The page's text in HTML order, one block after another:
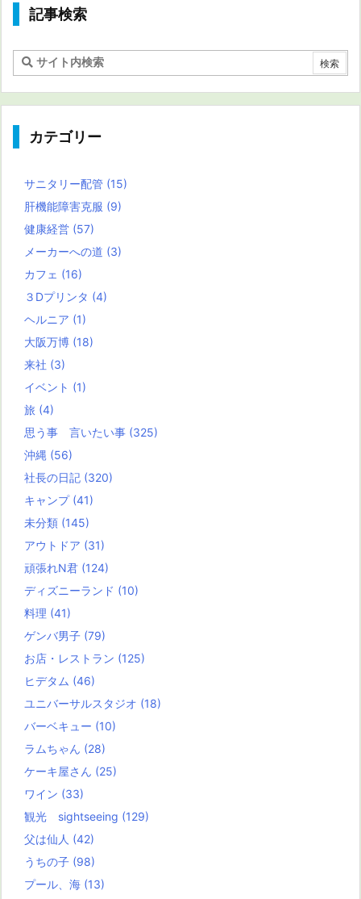
記事検索
カテゴリー
サニタリー配管 (15)
肝機能障害克服 (9)
健康経営 (57)
メーカーへの道 (3)
カフェ (16)
３Dプリンタ (4)
ヘルニア (1)
大阪万博 (18)
来社 (3)
イベント (1)
旅 (4)
思う事 言いたい事 (325)
沖縄 (56)
社長の日記 (320)
キャンプ (41)
未分類 (145)
アウトドア (31)
頑張れN君 (124)
ディズニーランド (10)
料理 (41)
ゲンバ男子 (79)
お店・レストラン (125)
ヒデタム (46)
ユニバーサルスタジオ (18)
バーベキュー (10)
ラムちゃん (28)
ケーキ屋さん (25)
ワイン (33)
観光 sightseeing (129)
父は仙人 (42)
うちの子 (98)
プール、海 (13)